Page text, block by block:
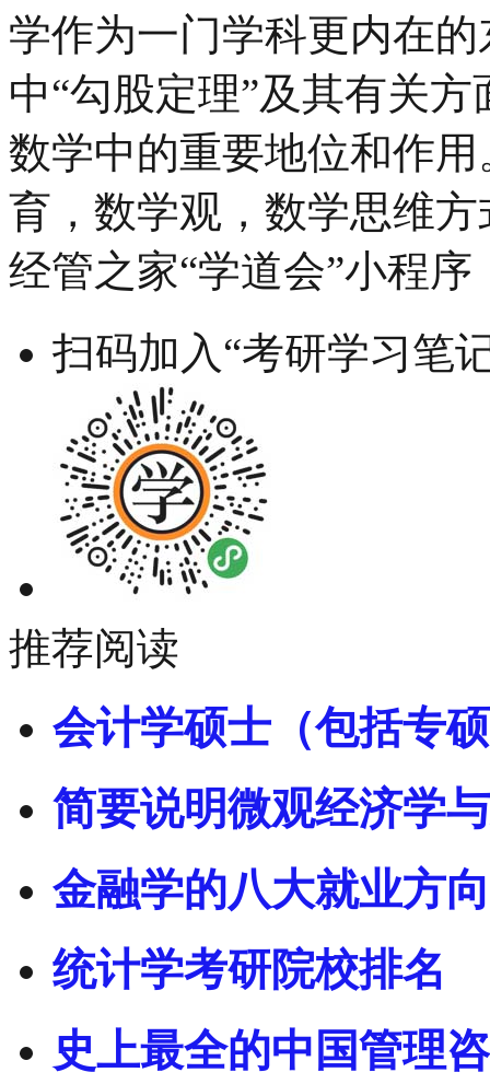
学作为一门学科更内在
中“勾股定理”及其有关
数学中的重要地位和作
育，数学观，数学思维方
经管之家“学道会”小程序
扫码加入“考研学习笔
推荐阅读
会计学硕士（包括专
简要说明微观经济学
金融学的八大就业方
统计学考研院校排名
史上最全的中国管理